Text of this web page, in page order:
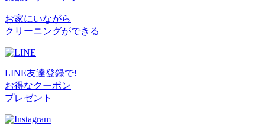
お家にいながら
クリーニングができる
LINE友達登録で!
お得なクーポン
プレゼント